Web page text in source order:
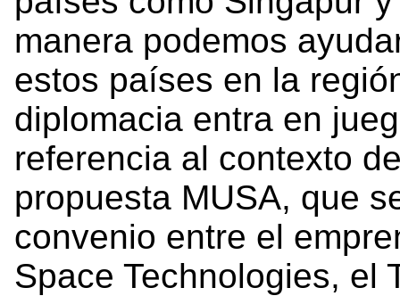
manera podemos
estos países en la
diplomacia entra en
referencia al contexto
propuesta MUSA, que
convenio entre el
Space Technologies, el